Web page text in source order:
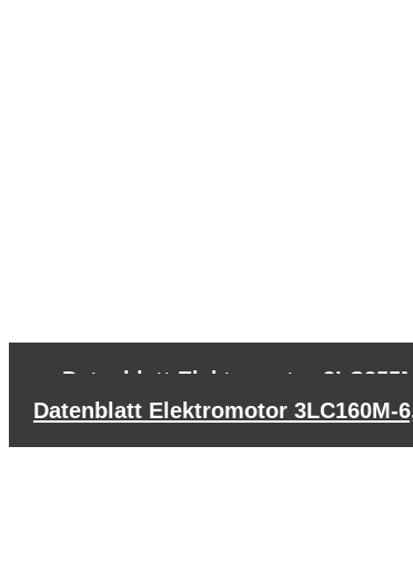
Datenblatt Elektromotor
Datenblatt Elektromotor 3LC160M-